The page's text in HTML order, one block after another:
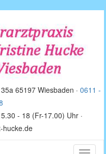
65197 Wiesbaden · 0611 -
- 18 (Fr-17.00) Uhr ·
hucke.de